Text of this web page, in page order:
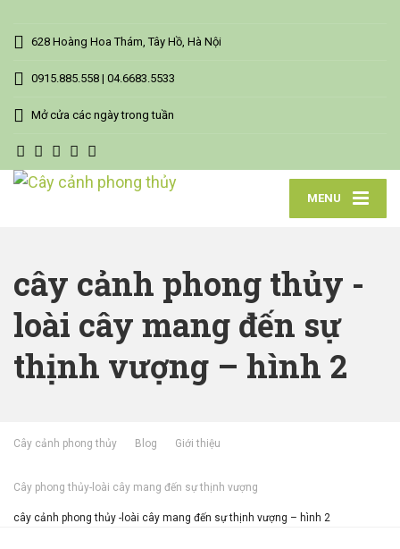
628 Hoàng Hoa Thám, Tây Hồ, Hà Nội
0915.885.558 | 04.6683.5533
Mở cửa các ngày trong tuần
MENU
cây cảnh phong thủy -
loài cây mang đến sự
thịnh vượng – hình 2
Cây cảnh phong thủy Blog Giới thiệu
Cây phong thủy-loài cây mang đến sự thịnh vượng
cây cảnh phong thủy -loài cây mang đến sự thịnh vượng – hình 2